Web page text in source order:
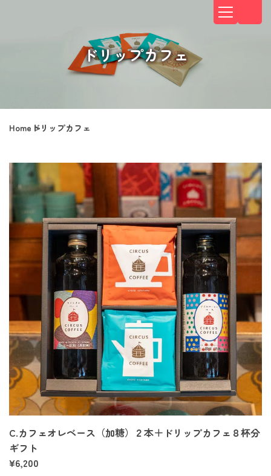
ドリップカフェ
Home ドリップカフェ
C.カフェオレベース（加糖）２本＋ドリップカフェ８杯分
ギフト
¥6,200